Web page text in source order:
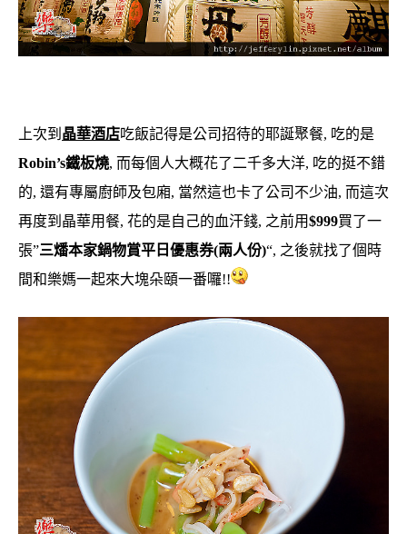
上次到 晶華酒店吃飯記得是公司招待的耶誕聚餐, 吃的是
Robin’s鐵板燒, 而每個人大概花了二千多大洋, 吃的挺不錯
的, 還有專屬廚師及包廂, 當然這也卡了公司不少油, 而這次
再度到晶華用餐, 花的是自己的血汗錢, 之前用$999買了一
張”三燔本家鍋物賞平日優惠券(兩人份)“, 之後就找了個時
間和樂媽一起來大塊朵頤一番囉!!